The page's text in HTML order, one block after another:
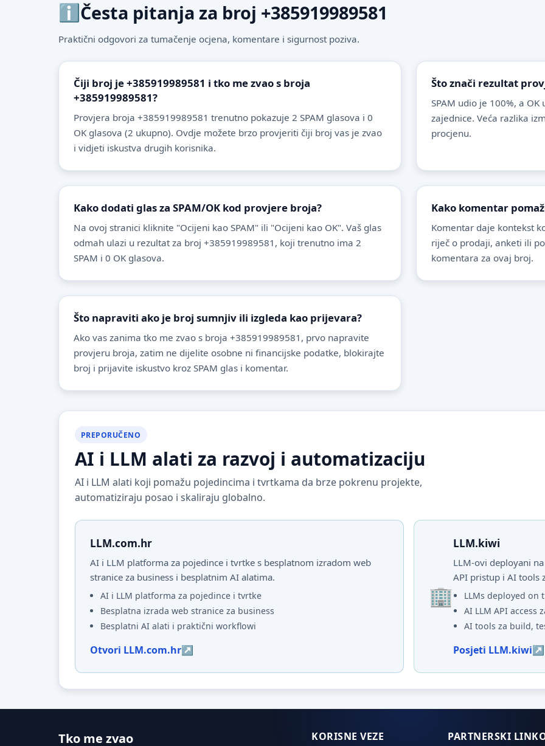
Česta pitanja za broj +385919989581
Praktični odgovori za tumačenje ocjena, komentare i sigurnost poziva.
Čiji broj je +385919989581 i tko me zvao s broja
+385919989581?
Provjera broja +385919989581 trenutno pokazuje 2 SPAM glasova i 0
OK glasova (2 ukupno). Ovdje možete brzo provjeriti čiji broj vas je zvao
i vidjeti iskustva drugih korisnika.
Što znači rezultat
SPAM udio je 100%, a
zajednice. Veća razlika
procjenu.
Kako dodati glas za SPAM/OK kod provjere broja?
Na ovoj stranici kliknite "Ocijeni kao SPAM" ili "Ocijeni kao OK". Vaš glas
odmah ulazi u rezultat za broj +385919989581, koji trenutno ima 2
SPAM i 0 OK glasova.
Kako komentar
Komentar daje kontekst
riječ o prodaji, anketi ili
komentara za ovaj broj.
Što napraviti ako je broj sumnjiv ili izgleda kao prijevara?
Ako vas zanima tko me zvao s broja +385919989581, prvo napravite
provjeru broja, zatim ne dijelite osobne ni financijske podatke, blokirajte
broj i prijavite iskustvo kroz SPAM glas i komentar.
PREPORUČENO
AI i LLM alati za razvoj i automatizaciju
AI i LLM alati koji pomažu pojedincima i tvrtkama da brze pokrenu projekte,
automatiziraju posao i skaliraju globalno.
LLM.com.hr
AI i LLM platforma za pojedince i tvrtke s besplatnom izradom web
stranice za business i besplatnim AI alatima.
AI i LLM platforma za pojedince i tvrtke
Besplatna izrada web stranice za business
Besplatni AI alati i praktični workflowi
Otvori LLM.com.hr
LLM.kiwi
LLM-ovi deployani
API pristup i AI tools
LLMs deployed on
AI LLM API access
AI tools za build,
Posjeti LLM.kiwi
Tko me zvao KORISNE VEZE PARTNERSKI